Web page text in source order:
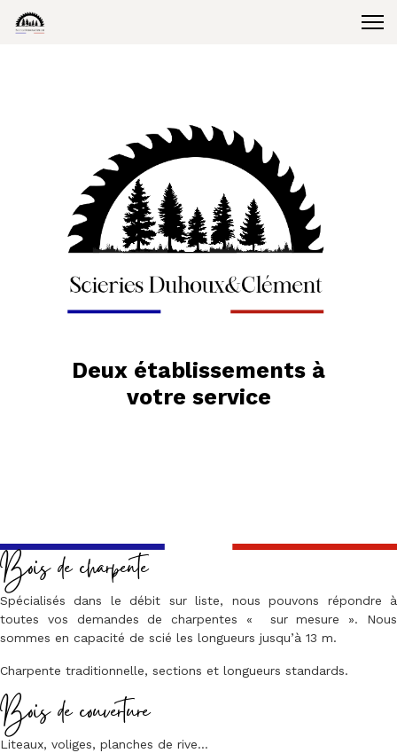
Deux établissements à
votre service
Bois de charpente
Spécialisés dans le débit sur liste, nous pouvons répondre à
toutes vos demandes de charpentes « sur mesure ». Nous
sommes en capacité de scié les longueurs jusqu’à 13 m.
Charpente traditionnelle, sections et longueurs standards.
Bois de couverture
Liteaux, voliges, planches de rive…